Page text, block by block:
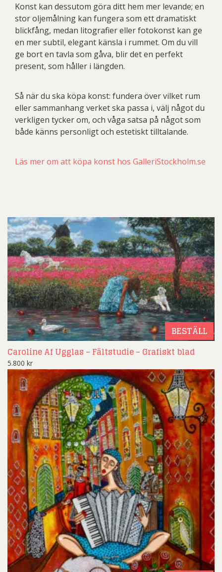
Konst kan dessutom göra ditt hem mer levande; en
stor oljemålning kan fungera som ett dramatiskt
blickfång, medan litografier eller fotokonst kan ge
en mer subtil, elegant känsla i rummet. Om du vill
ge bort en tavla som gåva, blir det en perfekt
present, som håller i längden.
Så när du ska köpa konst: fundera över vilket rum
eller sammanhang verket ska passa i, välj något du
verkligen tycker om, och våga satsa på något som
både känns personligt och estetiskt tilltalande.
Läs mer om att köpa konst hos GalleriStockholm.se
BESTÄLL
Caroline Af Ugglas – Fältstudie – Grafiskt blad
5.800 kr